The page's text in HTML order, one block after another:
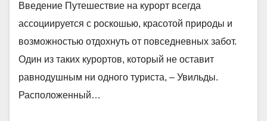
Введение Путешествие на курорт всегда
ассоциируется с роскошью, красотой природы и
возможностью отдохнуть от повседневных забот.
Один из таких курортов, который не оставит
равнодушным ни одного туриста, – Увильды.
Расположенный…